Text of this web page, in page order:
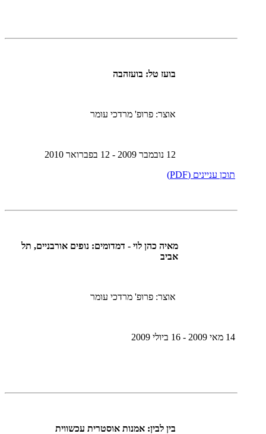
בועז טל: בועזהבה
אוצר: פרופ' מרדכי עומר
תוכן עניינים (PDF)
מאיה כהן לוי - דמדומים: נופים אורבניים, תל
אביב
אוצר: פרופ' מרדכי עומר
בין לבין: אמנות אוסטרית עכשווית